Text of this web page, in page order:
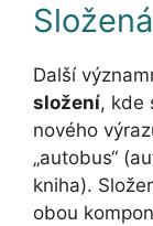
Další
složení, kde
nového
„autobus“
kniha).
obou